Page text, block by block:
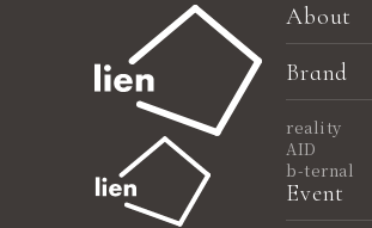
About
Brand
reality
AID
b-ternal
Event